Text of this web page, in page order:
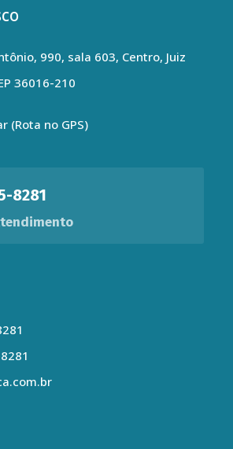
990, sala 603, Centro, Juiz
36016-210
(Rota no GPS)
8281